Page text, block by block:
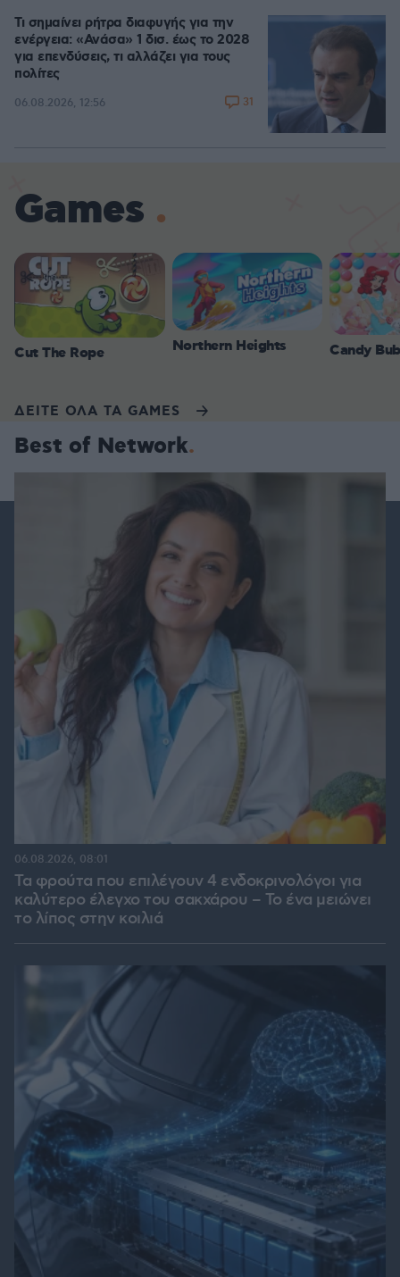
Τι σημαίνει ρήτρα διαφυγής για την
ενέργεια: «Ανάσα» 1 δισ. έως το 2028
για επενδύσεις, τι αλλάζει για τους
πολίτες
06.08.2026, 12:56 31
Games
Cut The Rope Northern Heights Candy
ΔΕΙΤΕ ΟΛΑ ΤΑ GAMES
Best of Network
Τα φρούτα που επιλέγουν 4 ενδοκρινολόγοι για
καλύτερο έλεγχο του σακχάρου – Το ένα μειώνει
το λίπος στην κοιλιά
06.08.2026, 08:01